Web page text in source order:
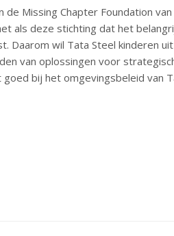
de Missing Chapter Foundation
als deze stichting dat het
Daarom wil Tata Steel kinderen
van oplossingen voor
bij het omgevingsbeleid van